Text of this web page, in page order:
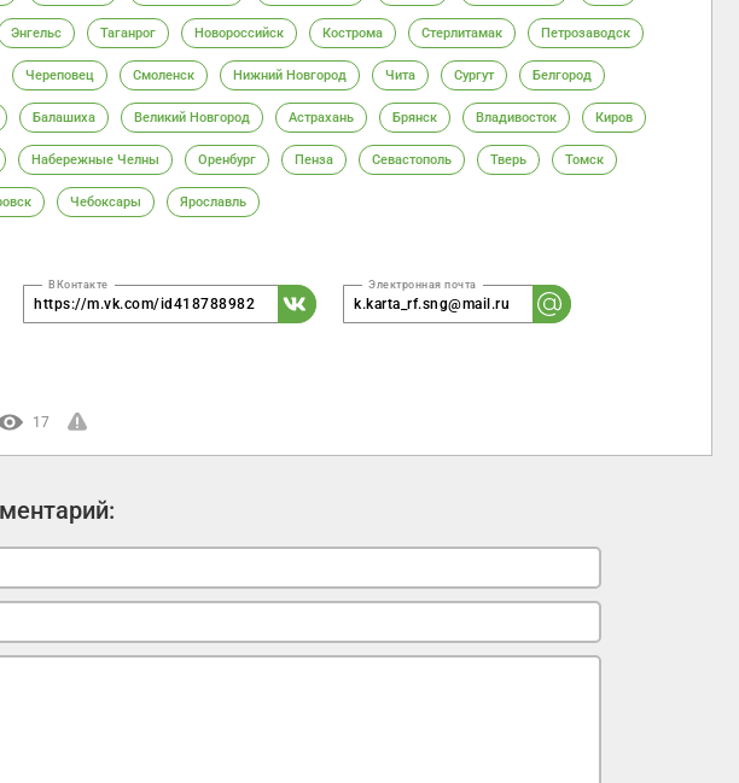
Энгельс Таганрог Новороссийск Кострома Стерлитамак Петрозаводск
Череповец Смоленск Нижний Новгород Чита Сургут Белгород
Балашиха Великий Новгород Астрахань Брянск Владивосток Киров
Набережные Челны Оренбург Пенза Севастополь Тверь Томск
Чебоксары Ярославль
https://m.vk.com/id418788982 k.karta_rf.sng@mail.ru
17